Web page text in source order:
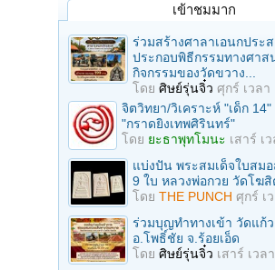
เข้าชมมาก
ร่วมสร้างศาลาเอนกประ
ประกอบพิธีกรรมทางศาส
กิจกรรมของวัดขวาง...
โดย ศิษย์รุ่นจิ๋ว ศุกร์ เวลา
จิตวิทยา/วิเคราะห์ "เด็ก
"กราดยิงเทพศิรินทร์"
โดย ยะธาพุทโมนะ เสาร์ เ
แบ่งปัน พระสมเด็จใบสม
9 ใบ หลวงพ่อกวย วัดโฆสิ
โดย THE PUNCH ศุกร์ เ
ร่วมบุญทําทางเข้า วัดแก้
อ.โพธิ์ชัย จ.ร้อยเอ็ด
โดย ศิษย์รุ่นจิ๋ว เสาร์ เวล